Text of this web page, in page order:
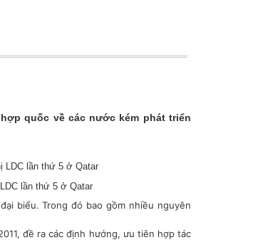
quốc về các nước kém phát triển
lần thứ 5 ở Qatar
biểu. Trong đó bao gồm nhiều nguyên
đề ra các định hướng, ưu tiên hợp tác